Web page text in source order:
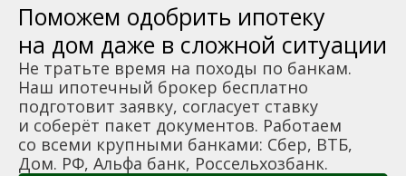
Поможем одобрить ипотеку
на дом даже в сложной ситуации
Не тратьте время на походы по банкам.
Наш ипотечный брокер бесплатно
подготовит заявку, согласует ставку
и соберёт пакет документов. Работаем
со всеми крупными банками: Сбер, ВТБ,
Дом. РФ, Альфа банк, Россельхозбанк.